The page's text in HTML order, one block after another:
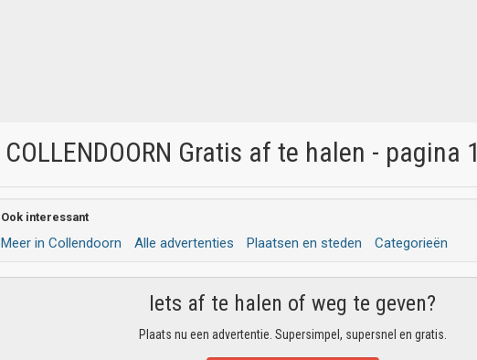
COLLENDOORN Gratis af te halen - pagina 1
Ook interessant
Meer in Collendoorn Alle advertenties Plaatsen en steden Categorieën
Iets af te halen of weg te geven?
Plaats nu een advertentie. Supersimpel, supersnel en gratis.